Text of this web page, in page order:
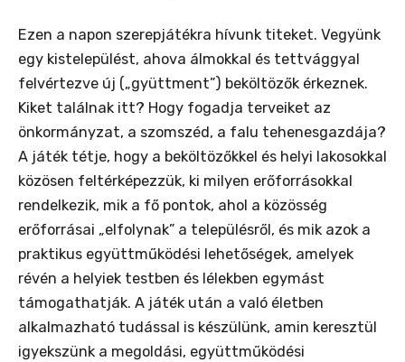
Ezen a napon szerepjátékra hívunk titeket. Vegyünk
egy kistelepülést, ahova álmokkal és tettvággyal
felvértezve új („gyüttment”) beköltözők érkeznek.
Kiket találnak itt? Hogy fogadja terveiket az
önkormányzat, a szomszéd, a falu tehenesgazdája?
A játék tétje, hogy a beköltözőkkel és helyi lakosokkal
közösen feltérképezzük, ki milyen erőforrásokkal
rendelkezik, mik a fő pontok, ahol a közösség
erőforrásai „elfolynak” a településről, és mik azok a
praktikus együttműködési lehetőségek, amelyek
révén a helyiek testben és lélekben egymást
támogathatják. A játék után a való életben
alkalmazható tudással is készülünk, amin keresztül
igyekszünk a megoldási, együttműködési